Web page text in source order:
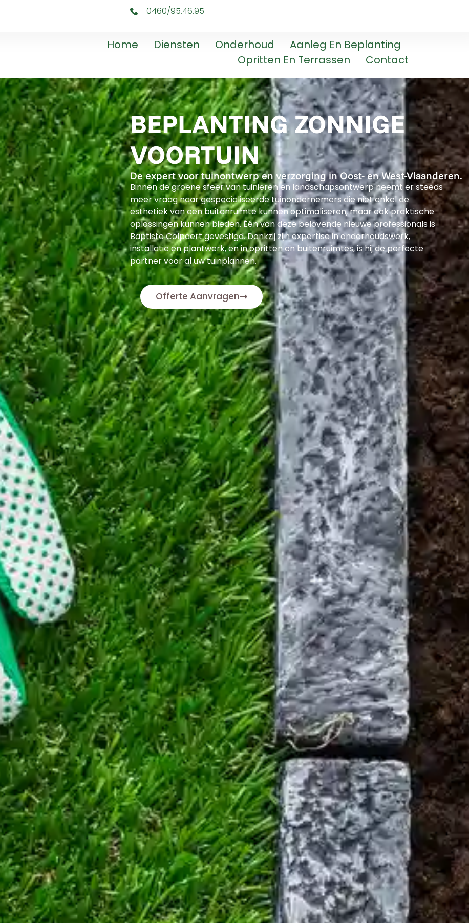
0460/95.46.95
Home Diensten Onderhoud
Aanleg En Beplanting
Opritten En Terrassen
Contact
BEPLANTING ZONNIGE
VOORTUIN
De expert voor tuinontwerp en verzorging in Oost- en West-Vlaanderen.
Binnen de groene sfeer van tuinieren en landschapsontwerp neemt er steeds
meer vraag naar gespecialiseerde tuinondernemers die niet enkel de
esthetiek van een buitenruimte kunnen optimaliseren, maar ook praktische
oplossingen kunnen bieden. Één van deze belovende nieuwe professionals is
Baptiste Colpaert gevestigd. Dankzij zijn expertise in onderhoudswerk,
installatie en plantwerk, en in opritten en buitenruimtes, is hij de perfecte
partner voor al uw tuinplannen.
Offerte Aanvragen